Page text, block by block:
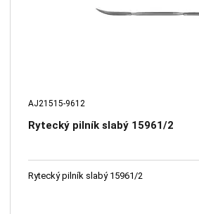
AJ21515-9612
Rytecký pilník slabý 15961/2
Rytecký pilník slabý 15961/2